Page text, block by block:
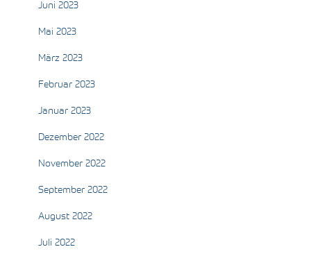
Juni 2023
Mai 2023
März 2023
Februar 2023
Januar 2023
Dezember 2022
November 2022
September 2022
August 2022
Juli 2022